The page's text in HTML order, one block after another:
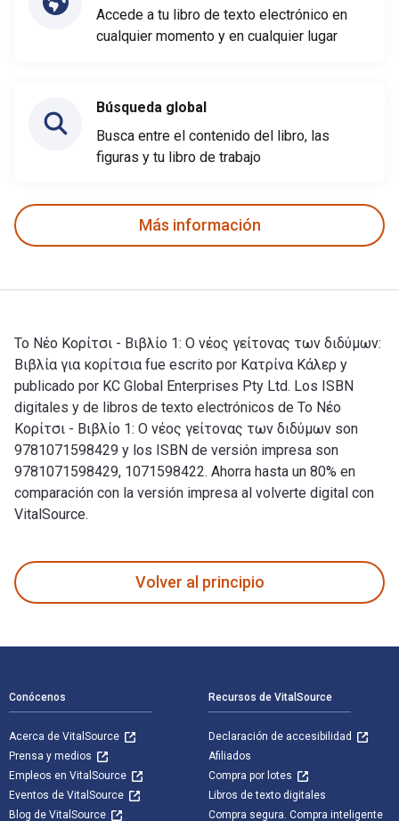
Accede a tu libro de texto electrónico en
cualquier momento y en cualquier lugar
Búsqueda global
Busca entre el contenido del libro, las
figuras y tu libro de trabajo
Más información
Το Νέο Κορίτσι - Βιβλίο 1: Ο νέος γείτονας των διδύμων:
Βιβλία για κορίτσια fue escrito por Κατρίνα Κάλερ y
publicado por KC Global Enterprises Pty Ltd. Los ISBN
digitales y de libros de texto electrónicos de Το Νέο
Κορίτσι - Βιβλίο 1: Ο νέος γείτονας των διδύμων son
9781071598429 y los ISBN de versión impresa son
9781071598429, 1071598422. Ahorra hasta un 80% en
comparación con la versión impresa al volverte digital con
VitalSource.
Volver al principio
Conócenos
Acerca de VitalSource
Prensa y medios
Empleos en VitalSource
Eventos de VitalSource
Blog de VitalSource
Recursos de VitalSource
Declaración de accesibilidad
Afiliados
Compra por lotes
Libros de texto digitales
Compra segura. Compra inteligente